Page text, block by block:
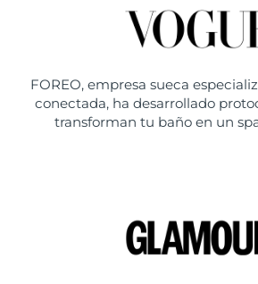
FOREO, empresa sueca
conectada, ha desarrollado
transforman tu baño en un